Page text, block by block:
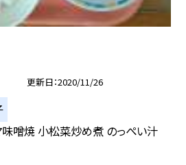
更新日 2020/11/26
噌焼 小松菜炒め煮 のっぺい汁